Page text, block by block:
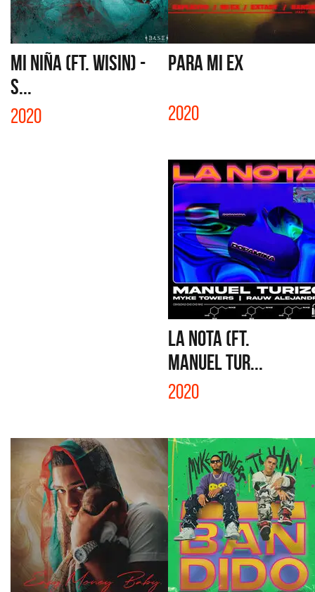
MI NIÑA (FT. WISIN) -
S...
2020
PARA MI EX
2020
LA NOTA (FT.
MANUEL TUR...
2020